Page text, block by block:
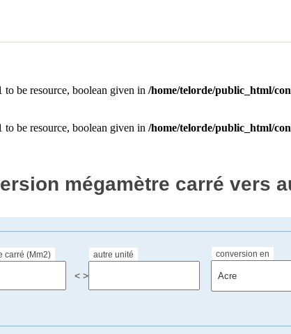
mégamètre carré vers
carré (Mm2)
< >
autre unité conversion en